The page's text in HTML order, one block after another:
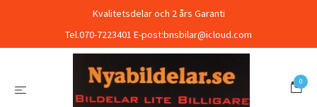
Kvalitetsdelar och 2 års Garanti
Tel.070-7223401 E-post:bnsbilar@icloud.com
0